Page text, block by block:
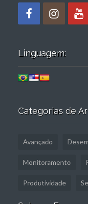
Linguagem:
Categorias de
Avançado
Monitoramento
Produtividade